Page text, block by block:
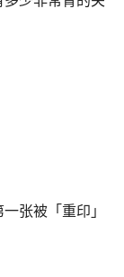
张被「重印」